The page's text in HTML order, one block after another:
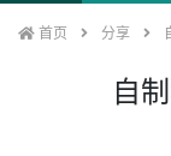
首页 分享
自